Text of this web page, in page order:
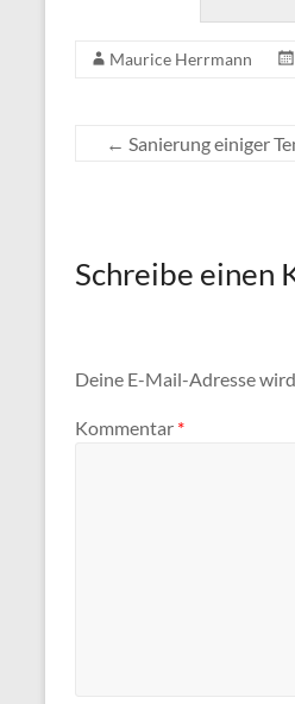
Maurice Herrmann
← Sanierung einiger
Schreibe einen
Deine E-Mail-Adresse
Kommentar *